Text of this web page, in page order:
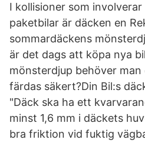
I kollisioner som
paketbilar är däcken en
sommardäckens
är det dags att köpa nya
mönsterdjup behöver
färdas säkert?Din Bil:s
"Däck ska ha ett
minst 1,6 mm i däckets
bra friktion vid fuktig